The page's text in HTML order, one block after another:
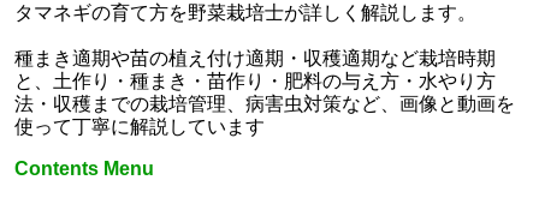
タマネギの育て方を野菜栽培士が詳しく解説します。
種まき適期や苗の植え付け適期・収穫適期など栽培時期
と、土作り・種まき・苗作り・肥料の与え方・水やり方
法・収穫までの栽培管理、病害虫対策など、画像と動画を
使って丁寧に解説しています
Contents Menu